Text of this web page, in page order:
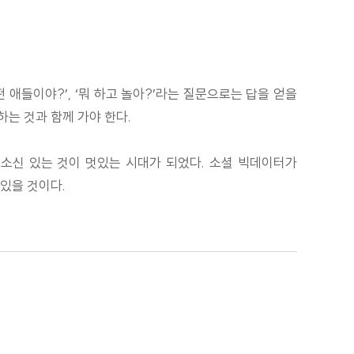
들이야?’, ‘뭐 하고 놀아?’라는 질문으로는 답을 얻을
는 것과 함께 가야 한다.
신 있는 것이 멋있는 시대가 되었다. 소셜 빅데이터가
을 것이다.